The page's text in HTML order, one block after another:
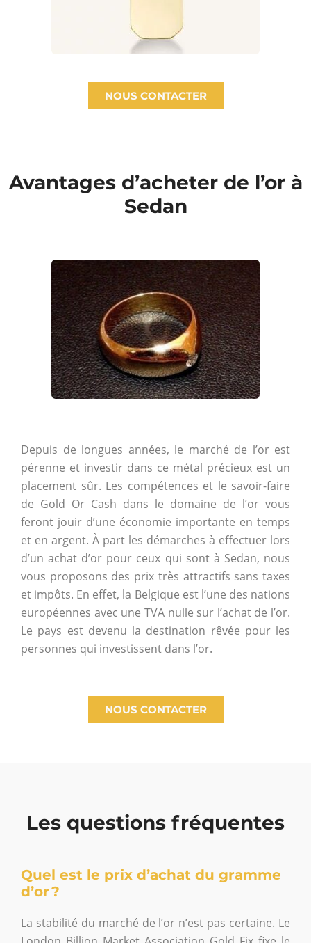
NOUS CONTACTER
Avantages d’acheter de l’or à
Sedan
Depuis de longues années, le marché de l’or est
pérenne et investir dans ce métal précieux est un
placement sûr. Les compétences et le savoir-faire
de Gold Or Cash dans le domaine de l’or vous
feront jouir d’une économie importante en temps
et en argent. À part les démarches à effectuer lors
d’un achat d’or pour ceux qui sont à Sedan, nous
vous proposons des prix très attractifs sans taxes
et impôts. En effet, la Belgique est l’une des nations
européennes avec une TVA nulle sur l’achat de l’or.
Le pays est devenu la destination rêvée pour les
personnes qui investissent dans l’or.
NOUS CONTACTER
Les questions fréquentes
Quel est le prix d’achat du gramme
d’or ?
La stabilité du marché de l’or n’est pas certaine. Le